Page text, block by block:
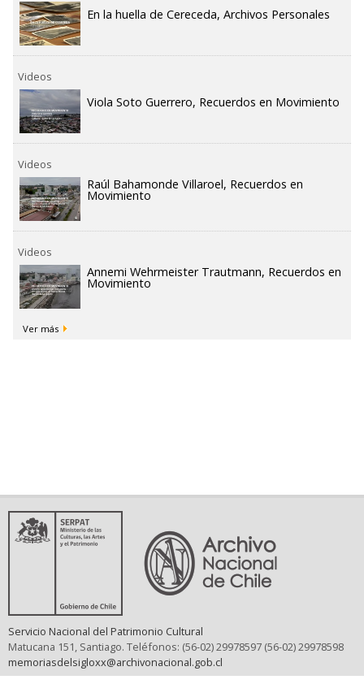
En la huella de Cereceda, Archivos Personales
Videos
Viola Soto Guerrero, Recuerdos en Movimiento
Videos
Raúl Bahamonde Villaroel, Recuerdos en
Movimiento
Videos
Annemi Wehrmeister Trautmann, Recuerdos en
Movimiento
Ver más
Servicio Nacional del Patrimonio Cultural
Matucana 151, Santiago. Teléfonos: (56-02) 29978597 (56-02) 29978598
memoriasdelsigloxx@archivonacional.gob.cl